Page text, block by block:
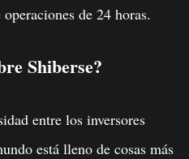
de 24 horas.
Shiberse?
entre los inversores
está lleno de cosas más